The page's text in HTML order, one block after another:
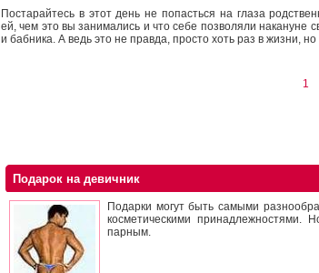
Постарайтесь в этот день не попасться на глаза
ей, чем это вы занимались и что себе позволяли накануне
и бабника. А ведь это не правда, просто хоть раз в жизни,
1
Подарок на девичник
Подарки могут быть самыми
косметическими
парным.